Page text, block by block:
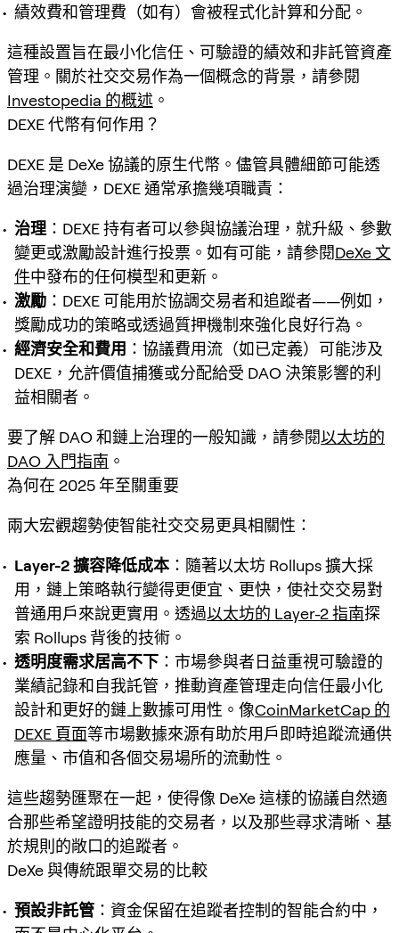
績效費和管理費（如有）會被程式化計算和分配。
這種設置旨在最小化信任、可驗證的績效和非託管資產
管理。關於社交交易作為一個概念的背景，請參閱
Investopedia 的概述 。
DEXE 代幣有何作用？
DEXE 是 DeXe 協議的原生代幣。儘管具體細節可能透
過治理演變，DEXE 通常承擔幾項職責：
治理 ：DEXE 持有者可以參與協議治理，就升級、參數
變更或激勵設計進行投票。如有可能，請參閱DeXe 文
件中發布的任何模型和更新。
激勵 ：DEXE 可能用於協調交易者和追蹤者——例如，
獎勵成功的策略或透過質押機制來強化良好行為。
經濟安全和費用 ：協議費用流（如已定義）可能涉及
DEXE，允許價值捕獲或分配給受 DAO 決策影響的利
益相關者。
要了解 DAO 和鏈上治理的一般知識，請參閱以太坊的
DAO 入門指南 。
為何在 2025 年至關重要
兩大宏觀趨勢使智能社交交易更具相關性：
Layer-2 擴容降低成本：隨著以太坊 Rollups 擴大採
用，鏈上策略執行變得更便宜、更快，使社交交易對
普通用戶來說更實用。透過以太坊的 Layer-2 指南探
索 Rollups 背後的技術。
透明度需求居高不下 ：市場參與者日益重視可驗證的
業績記錄和自我託管，推動資產管理走向信任最小化
設計和更好的鏈上數據可用性。像CoinMarketCap 的
DEXE 頁面等市場數據來源有助於用戶即時追蹤流通供
應量、市值和各個交易場所的流動性。
這些趨勢匯聚在一起，使得像 DeXe 這樣的協議自然適
合那些希望證明技能的交易者，以及那些尋求清晰、基
於規則的敞口的追蹤者。
DeXe 與傳統跟單交易的比較
預設非託管 ：資金保留在追蹤者控制的智能合約中，